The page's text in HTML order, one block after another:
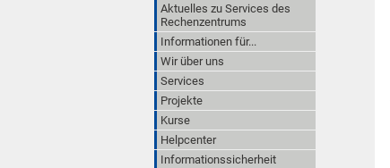
Aktuelles zu Services des
Rechenzentrums
Informationen für...
Wir über uns
Services
Projekte
Kurse
Helpcenter
Informationssicherheit